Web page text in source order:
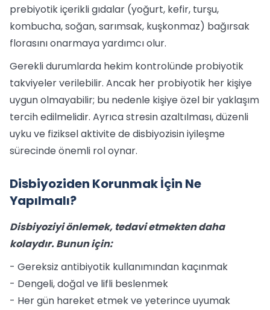
prebiyotik içerikli gıdalar (yoğurt, kefir, turşu,
kombucha, soğan, sarımsak, kuşkonmaz) bağırsak
florasını onarmaya yardımcı olur.
Gerekli durumlarda hekim kontrolünde probiyotik
takviyeler verilebilir. Ancak her probiyotik her kişiye
uygun olmayabilir; bu nedenle kişiye özel bir yaklaşım
tercih edilmelidir. Ayrıca stresin azaltılması, düzenli
uyku ve fiziksel aktivite de disbiyozisin iyileşme
sürecinde önemli rol oynar.
Disbiyoziden Korunmak İçin Ne
Yapılmalı?
Disbiyoziyi önlemek, tedavi etmekten daha
kolaydır. Bunun için:
- Gereksiz antibiyotik kullanımından kaçınmak
- Dengeli, doğal ve lifli beslenmek
- Her gün hareket etmek ve yeterince uyumak